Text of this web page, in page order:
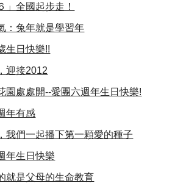
」全國起步走！
：兔年就是學習年
生日快樂!!
迎接2012
園處處開--愛團六週年生日快樂!
年有感
我們一起播下第一顆愛的種子
年生日快樂
就是父母的生命教育